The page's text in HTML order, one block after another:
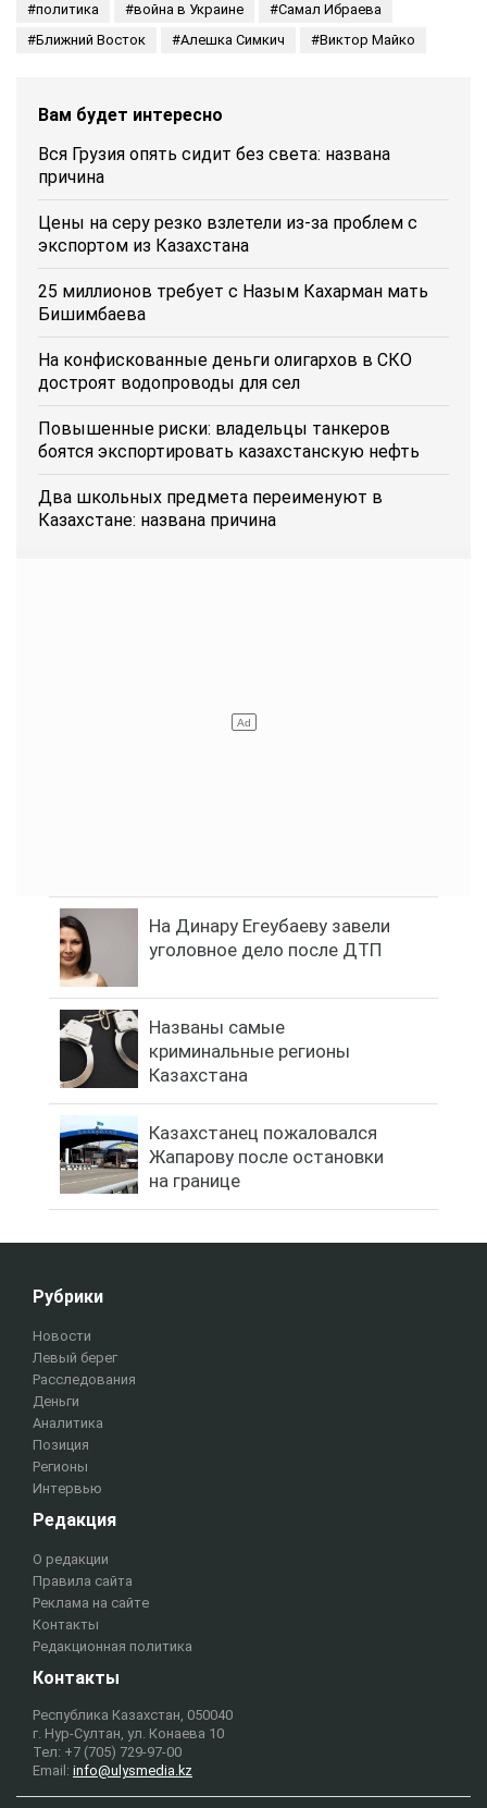
политика
война в Украине
Самал Ибраева
Ближний Восток
Алешка Симкич Виктор Майко
Вам будет интересно
Вся Грузия опять сидит без света: названа
причина
Цены на серу резко взлетели из-за проблем с
экспортом из Казахстана
25 миллионов требует с Назым Кахарман мать
Бишимбаева
На конфискованные деньги олигархов в СКО
достроят водопроводы для сел
Повышенные риски: владельцы танкеров
боятся экспортировать казахстанскую нефть
Два школьных предмета переименуют в
Казахстане: названа причина
На Динару Егеубаеву завели
уголовное дело после ДТП
Названы самые
криминальные регионы
Казахстана
Казахстанец пожаловался
Жапарову после остановки
на границе
Рубрики
Новости
Левый берег
Расследования
Деньги
Аналитика
Позиция
Регионы
Интервью
Редакция
О редакции
Правила сайта
Реклама на сайте
Контакты
Редакционная политика
Контакты
Республика Казахстан, 050040
г. Нур-Султан, ул. Конаева 10
Тел: +7 (705) 729-97-00
Email: info@ulysmedia.kz